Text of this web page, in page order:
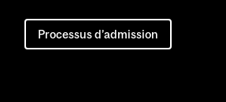
Processus d’admission